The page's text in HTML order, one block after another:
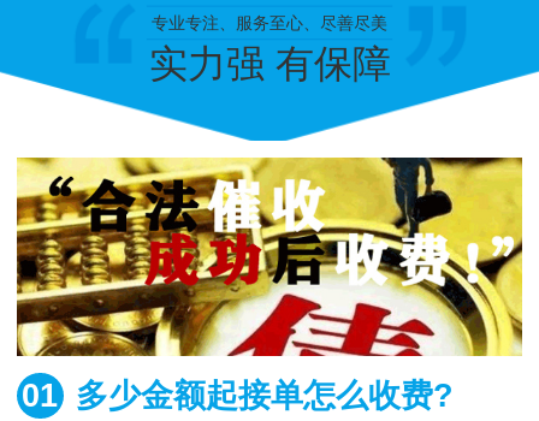
专业专注、服务至心、尽善尽美
实力强 有保障
01 多少金额起接单怎么收费?